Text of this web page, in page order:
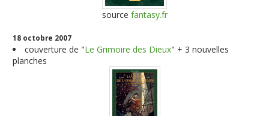
source fantasy.fr
18 octobre 2007
couverture de "Le Grimoire des Dieux" + 3 nouvelles
planches